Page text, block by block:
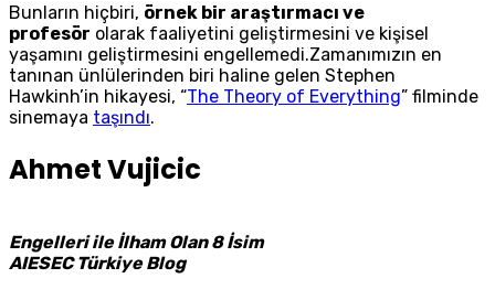
Bunların hiçbiri, örnek bir araştırmacı ve
profesör olarak faaliyetini geliştirmesini ve kişisel
yaşamını geliştirmesini engellemedi.Zamanımızın en
tanınan ünlülerinden biri haline gelen Stephen
Hawkinh’in hikayesi, “The Theory of Everything” filminde
sinemaya taşındı.
Ahmet Vujicic
Engelleri ile İlham Olan 8 İsim
AIESEC Türkiye Blog